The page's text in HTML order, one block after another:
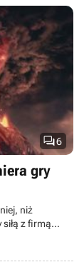
6
gry
niż
z firmą